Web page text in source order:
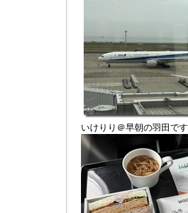
いけりり＠早朝の羽田です